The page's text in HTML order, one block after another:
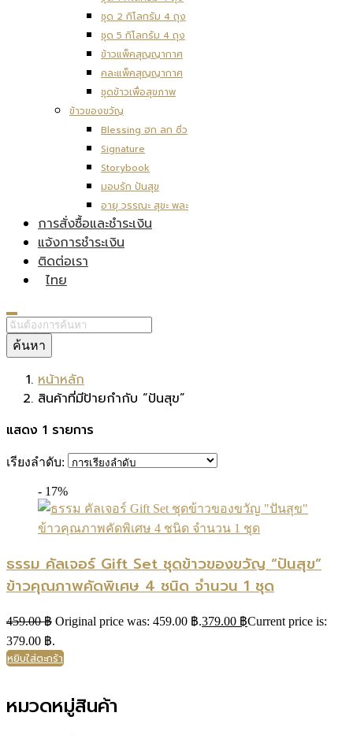
ชุด 2 กิโลกรัม 4 ถุง
ชุด 5 กิโลกรัม 4 ถุง
ข้าวแพ็คสุญญากาศ
คละแพ็คสุญญากาศ
ชุดข้าวเพื่อสุขภาพ
ข้าวของขวัญ
Blessing ฮก ลก ซิ่ว
Signature
Storybook
มอบรัก ปันสุข
อายุ วรรณะ สุขะ พละ
การสั่งซื้อและชำระเงิน
แจ้งการชำระเงิน
ติดต่อเรา
ไทย
ค้นหา
หน้าหลัก
สินค้าที่มีป้ายกำกับ “ปันสุข”
แสดง 1 รายการ
เรียงลำดับ:
- 17%
ธรรม คัลเจอร์ Gift Set ชุดข้าวของขวัญ “ปันสุข”
ข้าวคุณภาพคัดพิเศษ 4 ชนิด จำนวน 1 ชุด
459.00฿ Original price was: 459.00 ฿.379.00 ฿Current price is:
379.00 ฿.
หยิบใส่ตะกร้า
หมวดหมู่สินค้า